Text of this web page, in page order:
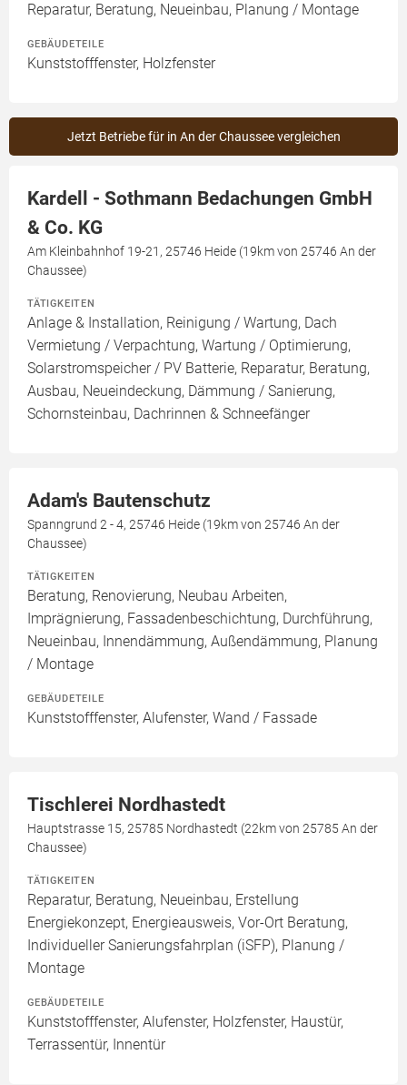
Reparatur, Beratung, Neueinbau, Planung / Montage
GEBÄUDETEILE
Kunststofffenster, Holzfenster
Jetzt Betriebe für in An der Chaussee vergleichen
Kardell - Sothmann Bedachungen GmbH
& Co. KG
Am Kleinbahnhof 19-21, 25746 Heide (19km von 25746 An der
Chaussee)
TÄTIGKEITEN
Anlage & Installation, Reinigung / Wartung, Dach
Vermietung / Verpachtung, Wartung / Optimierung,
Solarstromspeicher / PV Batterie, Reparatur, Beratung,
Ausbau, Neueindeckung, Dämmung / Sanierung,
Schornsteinbau, Dachrinnen & Schneefänger
Adam's Bautenschutz
Spanngrund 2 - 4, 25746 Heide (19km von 25746 An der
Chaussee)
TÄTIGKEITEN
Beratung, Renovierung, Neubau Arbeiten,
Imprägnierung, Fassadenbeschichtung, Durchführung,
Neueinbau, Innendämmung, Außendämmung, Planung
/ Montage
GEBÄUDETEILE
Kunststofffenster, Alufenster, Wand / Fassade
Tischlerei Nordhastedt
Hauptstrasse 15, 25785 Nordhastedt (22km von 25785 An der
Chaussee)
TÄTIGKEITEN
Reparatur, Beratung, Neueinbau, Erstellung
Energiekonzept, Energieausweis, Vor-Ort Beratung,
Individueller Sanierungsfahrplan (iSFP), Planung /
Montage
GEBÄUDETEILE
Kunststofffenster, Alufenster, Holzfenster, Haustür,
Terrassentür, Innentür